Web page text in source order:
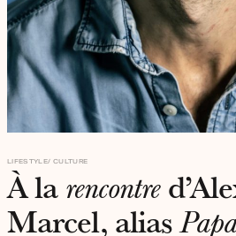
CULTURE
LIFESTYLE
À la rencontre
Marcel, alias